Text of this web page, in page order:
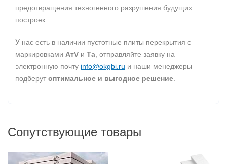
предотвращения техногенного разрушения будущих
построек.
У нас есть в наличии пустотные плиты перекрытия с
маркировками AтV и Та , отправляйте заявку на
электронную почту info@okgbi.ru и наши менеджеры
подберут оптимальное и выгодное решение
Сопутствующие товары